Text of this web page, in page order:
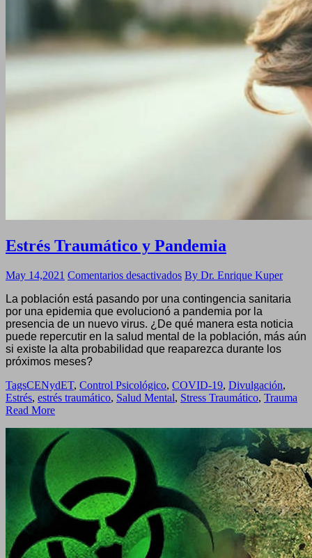
Estrés Traumático y Pandemia
May 14,2021 Comentarios desactivadosen
Traumático
y
Pandemia
By Dr. Enrique Kuper
La población está pasando por una contingencia sanitaria
por una epidemia que evolucionó a pandemia por la
presencia de un nuevo virus. ¿De qué manera esta noticia
puede repercutir en la salud mental de la población, más aún
si existe la alta probabilidad que reaparezca durante los
próximos meses?
TagsCENydET, Control Psicológico, COVID-19, Divulgación,
Estrés, estrés traumático, Salud Mental, Stress Traumático, Trauma
Read More